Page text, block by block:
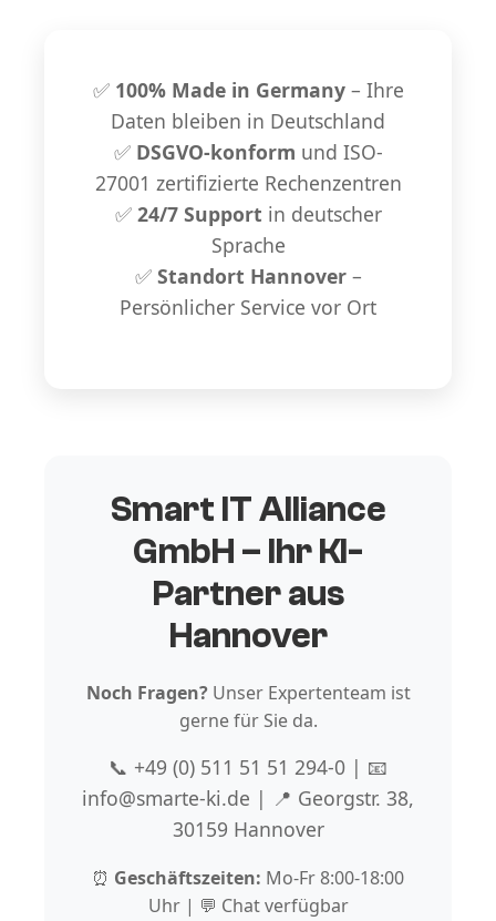
✅ 100% Made in Germany– Ihre
Daten bleiben in Deutschland
✅ DSGVO-konform und ISO-
27001 zertifizierte Rechenzentren
✅ 24/7 Support in deutscher
Sprache
✅ Standort Hannover–
Persönlicher Service vor Ort
Smart IT Alliance
GmbH – Ihr KI-
Partner aus
Hannover
Noch Fragen?Unser Expertenteam ist
gerne für Sie da.
📞 +49 (0) 511 51 51 294-0 | 📧
info@smarte-ki.de | 📍 Georgstr. 38,
30159 Hannover
⏰ Geschäftszeiten: Mo-Fr 8:00-18:00
Uhr | 💬 Chat verfügbar